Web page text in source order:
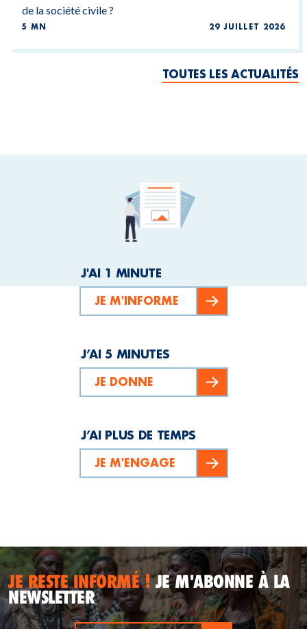
de la société civile ?
5 MN 29 JUILLET 2026
TOUTES LES ACTUALITÉS
J'AI 1 MINUTE
JE M'INFORME
J’AI 5 MINUTES
JE DONNE
J’AI PLUS DE TEMPS
JE M'ENGAGE
JE RESTE INFORMÉ !JE M'ABONNE À LA
NEWSLETTER